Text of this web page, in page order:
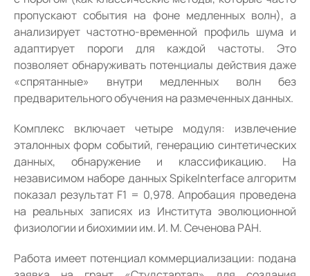
пропускают события на фоне медленных волн), а
анализирует частотно-временной профиль шума и
адаптирует пороги для каждой частоты. Это
позволяет обнаруживать потенциалы действия даже
«спрятанные» внутри медленных волн без
предварительного обучения на размеченных данных.
Комплекс включает четыре модуля: извлечение
эталонных форм событий, генерацию синтетических
данных, обнаружение и классификацию. На
независимом наборе данных SpikeInterface алгоритм
показал результат F1 = 0,978. Апробация проведена
на реальных записях из Института эволюционной
физиологии и биохимии им. И. М. Сеченова РАН.
Работа имеет потенциал коммерциализации: подана